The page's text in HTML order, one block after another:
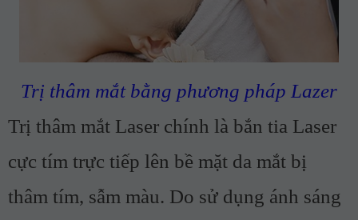
Trị thâm mắt bằng phương pháp Lazer
Trị thâm mắt Laser chính là bắn tia Laser
cực tím trực tiếp lên bề mặt da mắt bị
thâm tím, sẫm màu. Do sử dụng ánh sáng